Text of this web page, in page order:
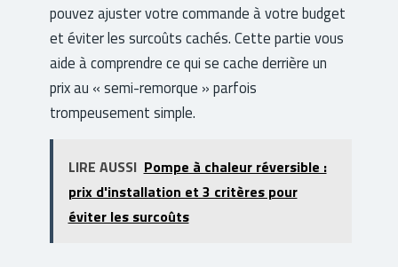
pouvez ajuster votre commande à votre budget
et éviter les surcoûts cachés. Cette partie vous
aide à comprendre ce qui se cache derrière un
prix au « semi-remorque » parfois
trompeusement simple.
LIRE AUSSI Pompe à chaleur réversible :
prix d'installation et 3 critères pour
éviter les surcoûts